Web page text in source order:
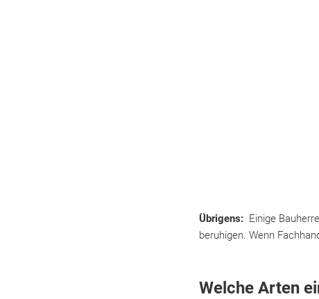
Übrigens: Einige
beruhigen. Wenn
Welche Arten